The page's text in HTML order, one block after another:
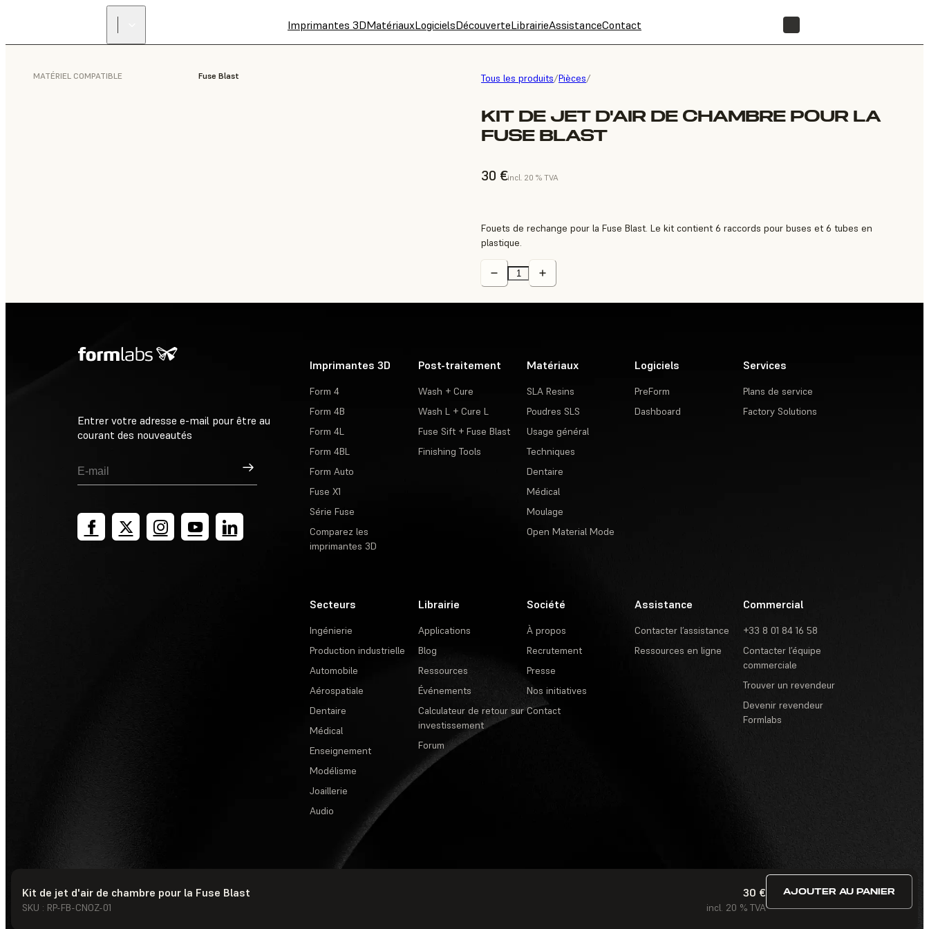
Imprimantes 3DMatériauxLogicielsDécouverteLibrairieAssistanceContact
Tous les produits/Pièces/
KIT DE JET D'AIR DE CHAMBRE POUR LA
FUSE BLAST
30 €incl. 20 % TVA
MATÉRIEL COMPATIBLE Fuse Blast
Fouets de rechange pour la Fuse Blast. Le kit contient 6 raccords pour buses et 6 tubes en
plastique.
Kit de jet d'air de chambre pour la Fuse Blast
SKU : RP-FB-CNOZ-01
30 €
incl. 20 % TVA
AJOUTER AU PANIER
Entrer votre adresse e-mail pour être au
courant des nouveautés
Inscription
Imprimantes 3D
Form 4
Form 4B
Form 4L
Form 4BL
Form Auto
Fuse X1
Série Fuse
Comparez les
imprimantes 3D
Post-traitement
Wash + Cure
Wash L + Cure L
Fuse Sift + Fuse Blast
Finishing Tools
Matériaux
SLA Resins
Poudres SLS
Usage général
Techniques
Dentaire
Médical
Moulage
Open Material Mode
Logiciels
PreForm
Dashboard
Services
Plans de service
Factory Solutions
Secteurs
Ingénierie
Production industrielle
Automobile
Aérospatiale
Dentaire
Médical
Enseignement
Modélisme
Joaillerie
Audio
Librairie
Applications
Blog
Ressources
Événements
Calculateur de retour sur
investissement
Forum
Société
À propos
Recrutement
Presse
Nos initiatives
Contact
Assistance
Contacter l’assistance
Ressources en ligne
Commercial
+33 8 01 84 16 58
Contacter l’équipe
commerciale
Trouver un revendeur
Devenir revendeur
Formlabs
© Formlabs · Concours et tirages au sort